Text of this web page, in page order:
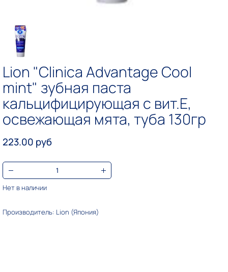
Lion "Clinica Advantage Cool
mint" зубная паста
кальцифицирующая с вит.Е,
освежающая мята, туба 130гр
223.00 руб
Нет в наличии
Производитель: Lion (Япония)